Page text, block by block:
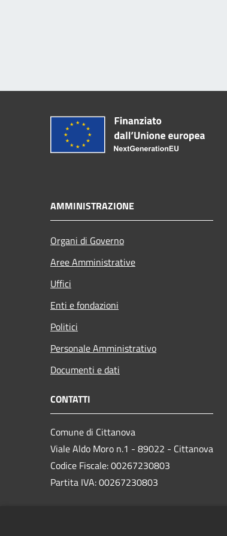
AMMINISTRAZIONE
Organi di Governo
Aree Amministrative
Uffici
Enti e fondazioni
Politici
Personale Amministrativo
Documenti e dati
CONTATTI
Comune di Cittanova
Viale Aldo Moro n.1 - 89022 - Cittanova
Codice Fiscale: 00267230803
Partita IVA: 00267230803